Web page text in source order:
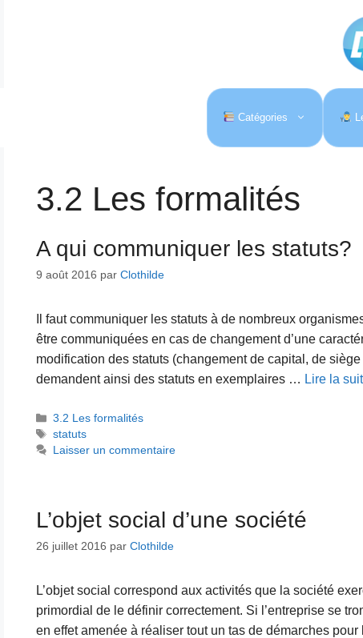
Catégories
3.2 Les formalités
A qui communiquer les statuts?
9 août 2016 par Clothilde
Il faut communiquer les statuts à de nombreux
être communiquées en cas de changement d’une
modification des statuts (changement de capital, de
demandent ainsi des statuts en exemplaires … Lire la
Catégories
3.2 Les formalités
Étiquettes
statuts
Laisser un commentaire
L’objet social d’une société
26 juillet 2016 par Clothilde
L’objet social correspond aux activités que la société
primordial de le définir correctement. Si l’entreprise se
en effet amenée à réaliser tout un tas de démarches